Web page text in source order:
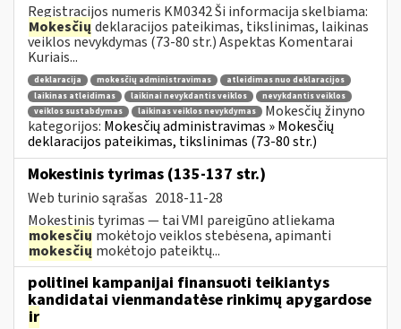
Registracijos numeris KM0342 Ši informacija skelbiama:
Mokesčių deklaracijos pateikimas, tikslinimas, laikinas
veiklos nevykdymas (73-80 str.) Aspektas Komentarai
Kuriais...
deklaracija mokesčių administravimas
atleidimas nuo deklaracijos
laikinas atleidimas
laikinai nevykdantis veiklos
nevykdantis veiklos
veiklos sustabdymas
laikinas veiklos nevykdymas
Mokesčių žinyno
kategorijos: Mokesčių administravimas » Mokesčių
deklaracijos pateikimas, tikslinimas (73-80 str.)
Mokestinis tyrimas (135-137 str.)
Web turinio sąrašas 2018-11-28
Mokestinis tyrimas — tai VMI pareigūno atliekama
mokesčių mokėtojo veiklos stebėsena, apimanti
mokesčių mokėtojo pateiktų...
politinei kampanijai finansuoti teikiantys
kandidatai vienmandatėse rinkimų apygardose
ir